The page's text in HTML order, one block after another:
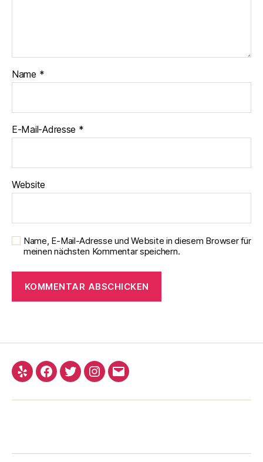
Name *
E-Mail-Adresse *
Website
Name, E-Mail-Adresse und Website in diesem Browser für
meinen nächsten Kommentar speichern.
Yelp Facebook
TwitterInstagram
E-